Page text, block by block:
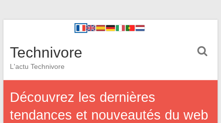
Technivore
L'actu Technivore
Découvrez les dernières
tendances et nouveautés du web